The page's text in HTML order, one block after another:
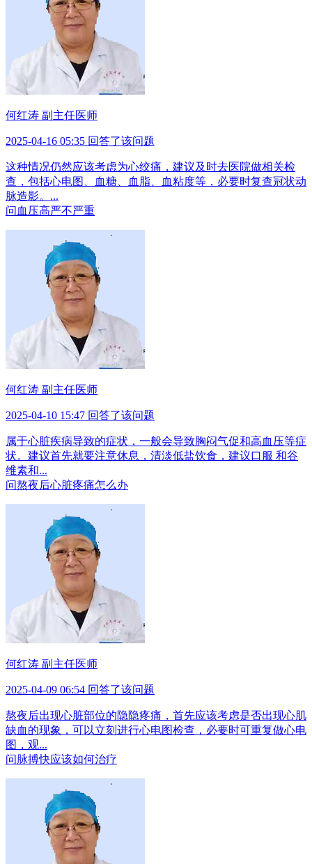
何红涛 副主任医师
2025-04-16 05:35 回答了该问题
这种情况仍然应该考虑为心绞痛，建议及时去医院做相关检
查，包括心电图、血糖、血脂、血粘度等，必要时复查冠状动
脉造影。...
问 血压高严不严重
何红涛 副主任医师
2025-04-10 15:47 回答了该问题
属于心脏疾病导致的症状，一般会导致胸闷气促和高血压等症
状。建议首先就要注意休息，清淡低盐饮食，建议口服 和谷
维素和...
问熬夜后心脏疼痛怎么办
何红涛 副主任医师
2025-04-09 06:54 回答了该问题
熬夜后出现心脏部位的隐隐疼痛，首先应该考虑是否出现心肌
缺血的现象，可以立刻进行心电图检查，必要时可重复做心电
图，观...
问脉搏快应该如何治疗